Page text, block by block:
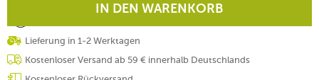
IN DEN WARENKORB
Lieferung in 1-2 Werktagen
Kostenloser Versand ab 59 € innerhalb Deutschlands